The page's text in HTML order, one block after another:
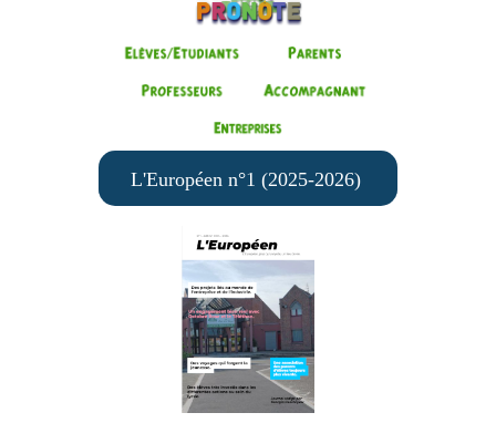
L'Européen n°1 (2025-2026)